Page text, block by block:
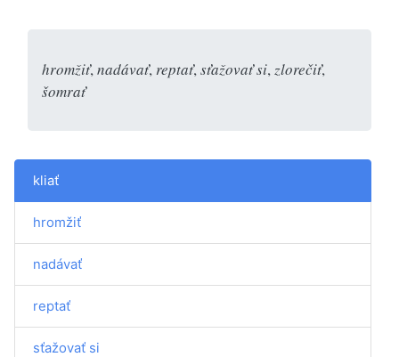
hromžiť, nadávať, reptať, sťažovať si, zlorečiť,
šomrať
kliať
hromžiť
nadávať
reptať
sťažovať si